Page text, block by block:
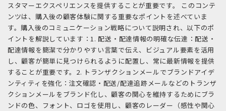
スタマーエクスペリエンスを提供することが重要です。 このコンテ
ンツは、購入後の顧客体験に関する重要なポイントを述べていま
す。購入後のコミュニケーション戦略について説明され、以下のポ
イントを解説しています：1. 配送・配達情報の明確な伝達：配送・
配達情報を簡潔で分かりやすい言葉で伝え、ビジュアル要素を活用
し、顧客が簡単に見つけられるように配置し、常に最新情報を提供
することが重要です。2. トランザクションメールでブランドアイデ
ンティティを強化：注文確認・配送/配達追跡メールなどのトランザ
クションメールをブランド化し、顧客の関心を維持するためにブラ
ンドの色、フォント、ロゴを使用し、顧客のレーダー（感性や関心